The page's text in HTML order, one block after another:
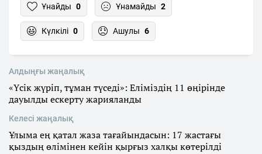
Ұнайды 0 Ұнамайды 2
Күлкілі 0 Ашулы 6
Алдыңғы жаңалық
«Үсік жүріп, тұман түседі»: Еліміздің 11 өңірінде
дауылды ескерту жарияланды
Келесі жаңалық
Ұлыма ең қатал жаза тағайындасын: 17 жастағы
қыздың өлімінен кейін қырғыз халқы көтерілді